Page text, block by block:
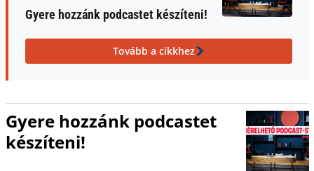
Gyere hozzánk podcastet készíteni!
Tovább a cikkhez
Gyere hozzánk podcastet
készíteni!